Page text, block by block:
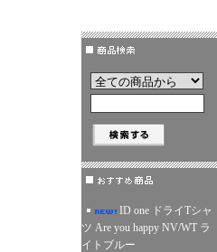
ID one ドライTシャ
ツ Are you happy NV/WT ラ
イトブルー